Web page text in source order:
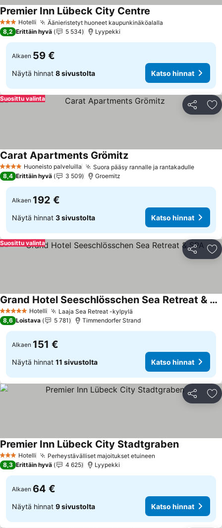
3 Tähtiluokitus
Hotelli Äänieristetyt huoneet kaupunkinäköalalla
Premier Inn Lübeck City Centre
8,2 Erittäin hyvä 5 534 Lyypekki
Alkaen 59 €
Näytä hinnat 8 sivustolta Katso hinnat
Jaa
Suosittu valinta
4 TähtiluokitusHuoneisto palveluilla Suora pääsy rannalle ja rantakadulle
Carat Apartments Grömitz
8,4 Erittäin hyvä 3 509 Groemitz
Alkaen 192 €
Näytä hinnat 3 sivustolta Katso hinnat
Jaa
Suosittu valinta
5 Tähtiluokitus
Hotelli Laaja Sea Retreat -kylpylä
Grand Hotel Seeschlösschen Sea Retreat & SPA
8,6 Loistava 5 781 Timmendorfer Strand
Alkaen 151 €
Näytä hinnat 11 sivustolta Katso hinnat
Jaa
3 Tähtiluokitus
Hotelli Perheystävälliset majoitukset etuineen
Premier Inn Lübeck City Stadtgraben
8,3 Erittäin hyvä 4 625 Lyypekki
Alkaen 64 €
Näytä hinnat 9 sivustolta Katso hinnat